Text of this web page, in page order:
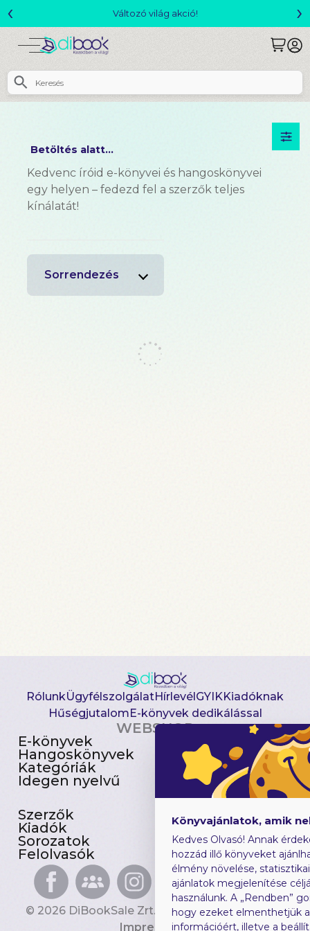
Csomagajánlatok- Akár 25%
‹ ›
Betöltés alatt...
Kedvenc íróid e-könyvei és hangoskönyvei
egy helyen – fedezd fel a szerzők teljes
kínálatát!
Sorrendezés
RólunkÜgyfélszolgálatHírlevélGYIKKiadóknak
HűségjutalomE-könyvek dedikálással
WEBSHOP
E-könyvek
Hangoskönyvek
Kategóriák
Idegen nyelvű
Csomagajánlatok
Akciósak
Előjegyezhetők
Újdonságok
Szerzők
Kiadók
Sorozatok
Felolvasók
Gyerekkönyvek
Heti toplista
Ajándékutalvány
Blog
© 2026 DiBookSale Zrt. Minden jog fenntartva.
Impresszum
Könyvajánlatok, amik
Kedves Olvasó! Annak
hozzád illő könyveket
élmény növelése,
ajánlatok megjelenítése
használunk. A „Rendben”
hogy ezeket elmenthetjük
információért, illetve a